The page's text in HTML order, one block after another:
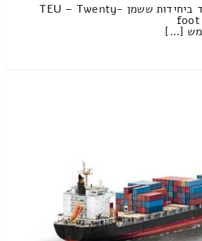
נפח של מכולה נמדד ביחידות ששמן TEU – Twenty-
foot
[…]